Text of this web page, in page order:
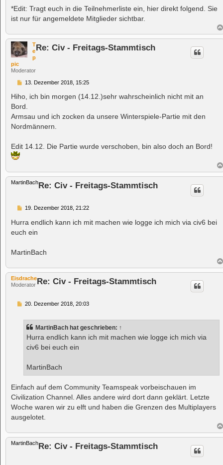
*Edit: Tragt euch in die Teilnehmerliste ein, hier direkt folgend. Sie
ist nur für angemeldete Mitglieder sichtbar.
T
e
p
pic
Moderator
Re: Civ - Freitags-Stammtisch
B
i
r
a
g
13. Dezember 2018, 15:25
Hiho, ich bin morgen (14.12.)sehr wahrscheinlich nicht mit an
Bord.
Armsau und ich zocken da unsere Winterspiele-Partie mit den
Nordmännern.
Edit 14.12. Die Partie wurde verschoben, bin also doch an Bord!
MartinBachRe: Civ - Freitags-Stammtisch
B
i
t
r
19. Dezember 2018, 21:22
Hurra endlich kann ich mit machen wie logge ich mich via civ6 bei
euch ein
MartinBach
Eisdrache
Moderator Re: Civ - Freitags-Stammtisch
B20. Dezember 2018, 20:03
MartinBach hat geschrieben: ↑
Hurra endlich kann ich mit machen wie logge ich mich via
civ6 bei euch ein
MartinBach
Einfach auf dem Community Teamspeak vorbeischauen im
Civilization Channel. Alles andere wird dort dann geklärt. Letzte
Woche waren wir zu elft und haben die Grenzen des Multiplayers
ausgelotet.
MartinBach Re: Civ - Freitags-Stammtisch